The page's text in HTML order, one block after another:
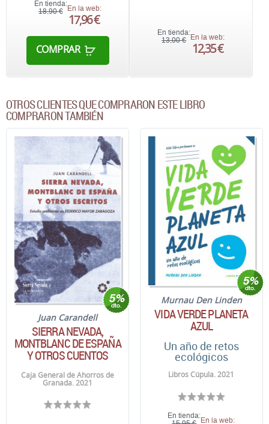
En tienda:
18,90 € En la web:
17,96 €
COMPRAR
En tienda:
13,00 €
En la web:
12,35 €
OTROS CLIENTES QUE COMPRARON ESTE LIBRO
COMPRARON TAMBIÉN
Juan Carandell
SIERRA NEVADA,
MONTBLANC DE ESPAÑA
Y OTROS CUENTOS
Caja General de Ahorros de
Granada. 2021
Murnau Den Linden
VIDA VERDE PLANETA
AZUL
Un año de retos
ecológicos
Libros Cúpula. 2021
En tienda:
En la web: